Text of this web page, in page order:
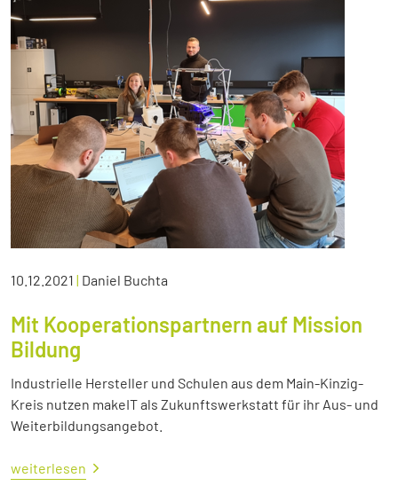
10.12.2021 | Daniel Buchta
Mit Kooperationspartnern auf Mission
Bildung
Industrielle Hersteller und Schulen aus dem Main-Kinzig-
Kreis nutzen makeIT als Zukunftswerkstatt für ihr Aus- und
Weiterbildungsangebot.
weiterlesen